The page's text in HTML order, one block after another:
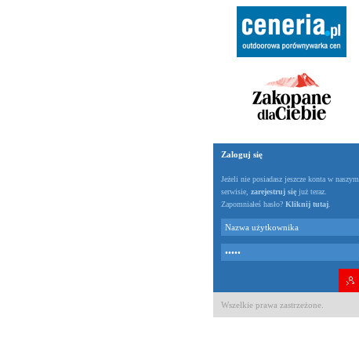
Zaloguj się
Jeżeli nie posiadasz jeszcze konta w naszym
serwisie, zarejestruj się już teraz.
Zapomniałeś hasło? Kliknij tutaj
Wszelkie prawa zastrzeżone.